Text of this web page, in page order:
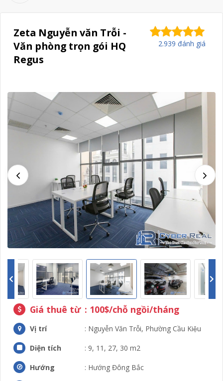
Zeta Nguyễn văn Trỗi -
Văn phòng trọn gói HQ
Regus
2.939 đánh giá
Giá thuê từ : 100$/chỗ ngồi/tháng
Vị trí : Nguyễn Văn Trỗi, Phường Cầu Kiệu
Diện tích : 9, 11, 27, 30 m2
Hướng : Hướng Đông Bắc